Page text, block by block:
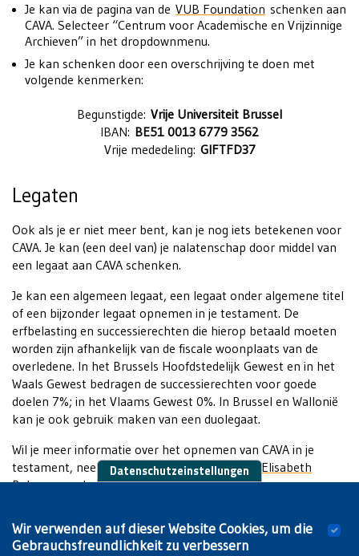
Je kan via de pagina van de VUB Foundation schenken aan
CAVA. Selecteer “Centrum voor Academische en Vrijzinnige
Archieven” in het dropdownmenu.
Je kan schenken door een overschrijving te doen met
volgende kenmerken:
Begunstigde: Vrije Universiteit Brussel
IBAN: BE51 0013 6779 3562
Vrije mededeling: GIFTFD37
Legaten
Ook als je er niet meer bent, kan je nog iets betekenen voor
CAVA. Je kan (een deel van) je nalatenschap door middel van
een legaat aan CAVA schenken.
Je kan een algemeen legaat, een legaat onder algemene titel
of een bijzonder legaat opnemen in je testament. De
erfbelasting en successierechten die hierop betaald moeten
worden zijn afhankelijk van de fiscale woonplaats van de
overledene. In het Brussels Hoofdstedelijk Gewest en in het
Waals Gewest bedragen de successierechten voor goede
doelen 7%; in het Vlaams Gewest 0%. In Brussel en Wallonië
kan je ook gebruik maken van een duolegaat.
Wil je meer informatie over het opnemen van CAVA in je
testament, neem dan gerust contact op metElisabeth
Rabaeyvan deVUB Foundation.
Wil je CAVA steunen op een andere manier?
Datenschutzeinstellungen
Wir verwenden auf dieser Website Cookies, um die
Gebrauchsfreundlichkeit zu verbessern